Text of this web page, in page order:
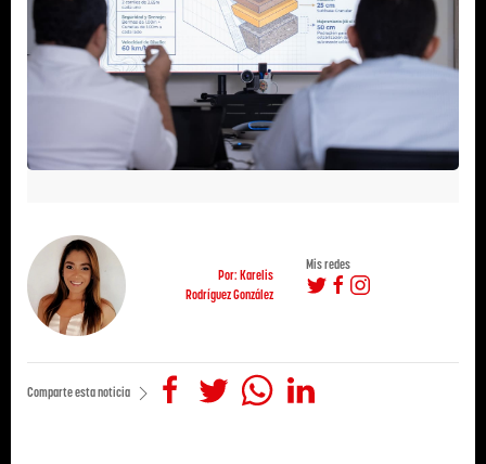
Por: Karelis
Rodríguez González
Mis redes
Comparte esta noticia